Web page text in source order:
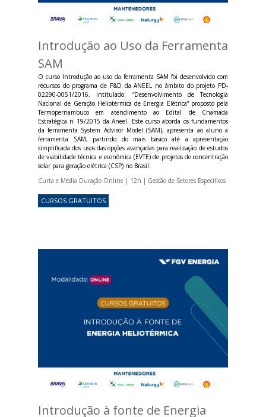
Introdução ao Uso da Ferramenta
SAM
O curso Introdução ao uso da ferramenta SAM foi desenvolvido com
recursos do programa de P&D da ANEEL no âmbito do projeto PD-
02290-0051/2016, intitulado: “Desenvolvimento de Tecnologia
Nacional de Geração Heliotérmica de Energia Elétrica” proposto pela
Termopernambuco em atendimento ao Edital de Chamada
Estratégica n 19/2015 da Aneel. Este curso aborda os fundamentos
da ferramenta System Advisor Model (SAM), apresenta ao aluno a
ferramenta SAM, partindo do mais básico até a apresentação
simplificada dos usos das opções avançadas para realização de estudos
de viabilidade técnica e econômica (EVTE) de projetos de concentração
solar para geração elétrica (CSP) no Brasil.
Curta e Média Duração Online | 12h | Gestão de Setores Específicos
CURSOS GRATUITOS
Introdução à fonte de Energia